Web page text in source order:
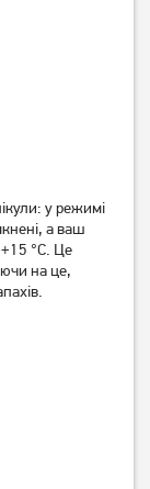
у режимі
а ваш
°C. Це
на це,